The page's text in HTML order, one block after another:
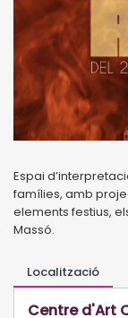
Espai
famílies, amb
elements festius,
Massó.
Localització
Centre d'Art